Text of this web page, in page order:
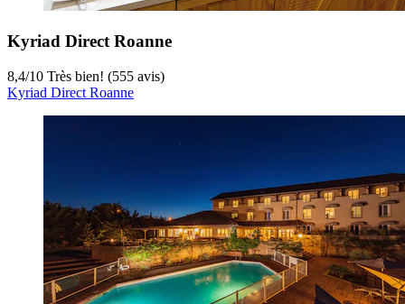
Kyriad Direct Roanne
8,4/10 Très bien! (555 avis)
Kyriad Direct Roanne